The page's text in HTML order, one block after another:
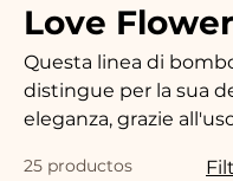
Love Flower
Questa linea di
distingue per la sua
eleganza, grazie
la purezza dei
25 productos